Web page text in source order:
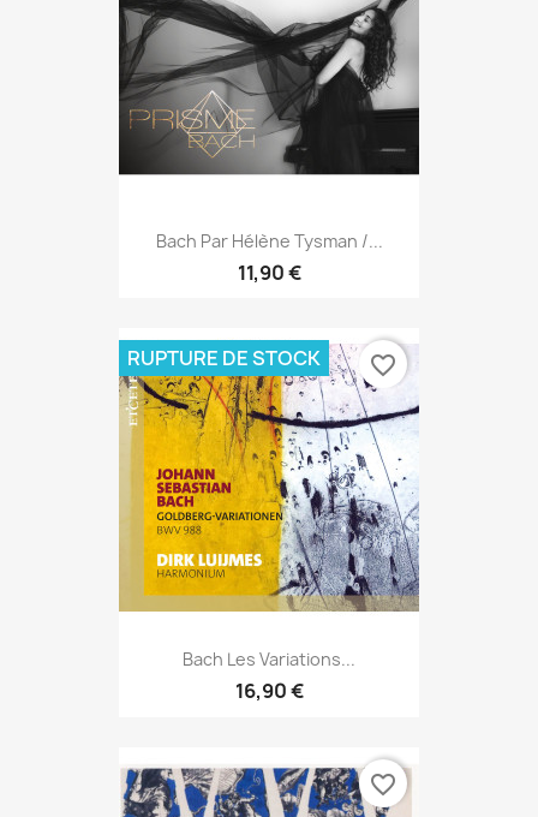
Bach Par Hélène Tysman /...
11,90 €
Bach Les Variations...
16,90 €
RUPTURE DE STOCK favorite_border
favorite_border